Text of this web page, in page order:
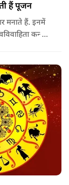
हैं पूजन
मनाते हैं. इनमें
कन्या